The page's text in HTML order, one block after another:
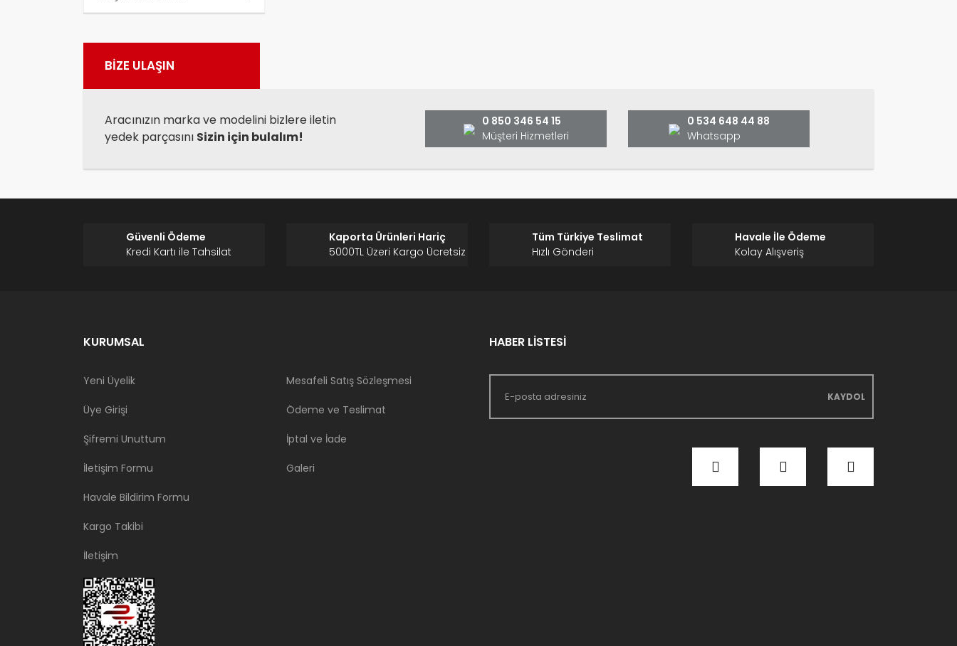
Ürün fiyatı diğer sitelerden daha pahalı.
Bu ürüne benzer farklı alternatifler olmalı.
BİZE ULAŞIN
Aracınızın marka ve modelini bizlere iletin
yedek parçasını Sizin için bulalım!
0 850 346 54 15
Müşteri Hizmetleri
0 534 648 44 88
Whatsapp
Güvenli Ödeme
Kredi Kartı ile Tahsilat
Kaporta Ürünleri Hariç
5000TL Üzeri Kargo Ücretsiz
Tüm Türkiye Teslimat
Hızlı Gönderi
Havale İle Ödeme
Kolay Alışveriş
KURUMSAL
Yeni Üyelik
Üye Girişi
Şifremi Unuttum
İletişim Formu
Havale Bildirim Formu
Kargo Takibi
İletişim
Mesafeli Satış Sözleşmesi
Ödeme ve Teslimat
İptal ve İade
Galeri
HABER LİSTESİ
KAYDOL